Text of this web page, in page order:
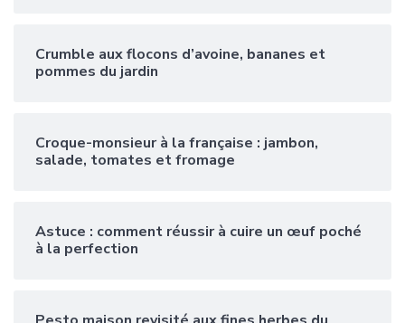
Crumble aux flocons d’avoine, bananes et
pommes du jardin
Croque-monsieur à la française : jambon,
salade, tomates et fromage
Astuce : comment réussir à cuire un œuf poché
à la perfection